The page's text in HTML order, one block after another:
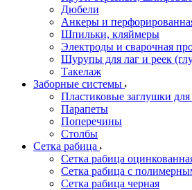
Дюбели
Анкеры и
Шпильки, кляймеры
Электроды и сварочная
Шурупы для лаг и реек
Такелаж
Заборные системы
Пластиковые заглушки для
Парапеты
Поперечины
Столбы
Сетка рабица
Сетка рабица
Сетка рабица с
Сетка рабица черная